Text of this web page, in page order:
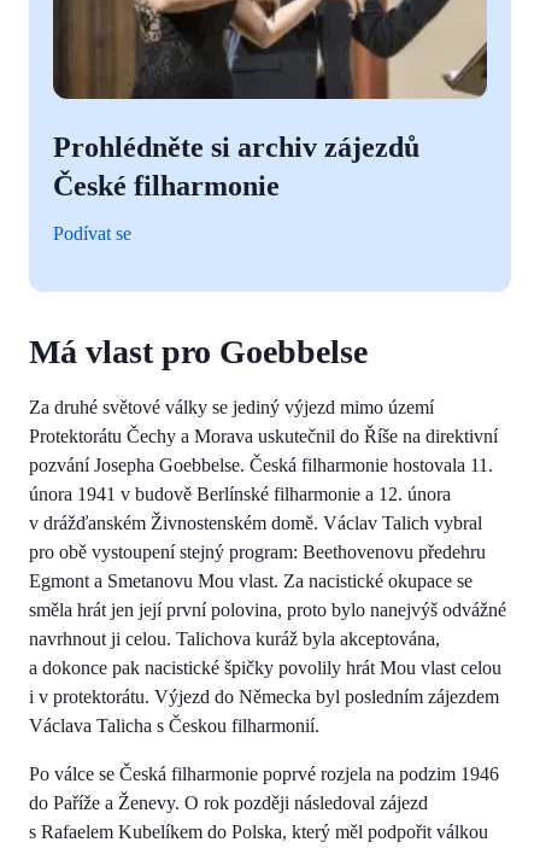
Prohlédněte si archiv zájezdů
České filharmonie
Podívat se
Má vlast pro Goebbelse
Za druhé světové války se jediný výjezd mimo území
Protektorátu Čechy a Morava uskutečnil do Říše na direktivní
pozvání Josepha Goebbelse. Česká filharmonie hostovala 11.
února 1941 v budově Berlínské filharmonie a 12. února
v drážďanském Živnostenském domě. Václav Talich vybral
pro obě vystoupení stejný program: Beethovenovu předehru
Egmont a Smetanovu Mou vlast. Za nacistické okupace se
směla hrát jen její první polovina, proto bylo nanejvýš odvážné
navrhnout ji celou. Talichova kuráž byla akceptována,
a dokonce pak nacistické špičky povolily hrát Mou vlast celou
i v protektorátu. Výjezd do Německa byl posledním zájezdem
Václava Talicha s Českou filharmonií.
Po válce se Česká filharmonie poprvé rozjela na podzim 1946
do Paříže a Ženevy. O rok později následoval zájezd
s Rafaelem Kubelíkem do Polska, který měl podpořit válkou